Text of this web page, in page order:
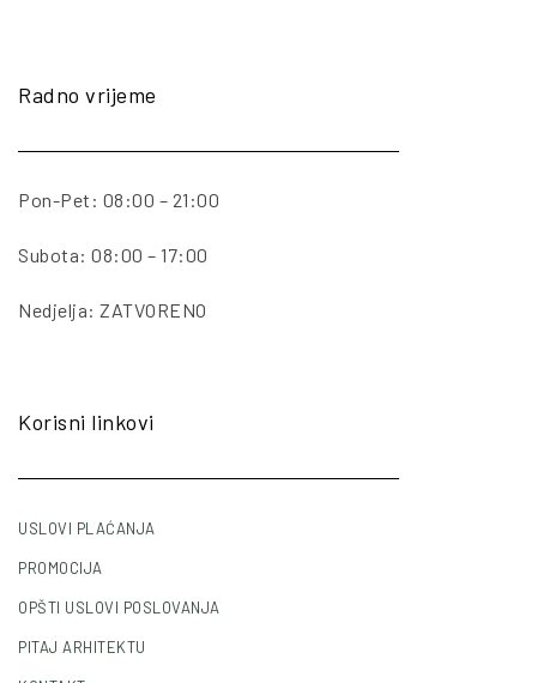
Radno vrijeme
Pon-Pet: 08:00 – 21:00
Subota: 08:00 – 17:00
Nedjelja: ZATVORENO
Korisni linkovi
USLOVI PLAĆANJA
PROMOCIJA
OPŠTI USLOVI POSLOVANJA
PITAJ ARHITEKTU